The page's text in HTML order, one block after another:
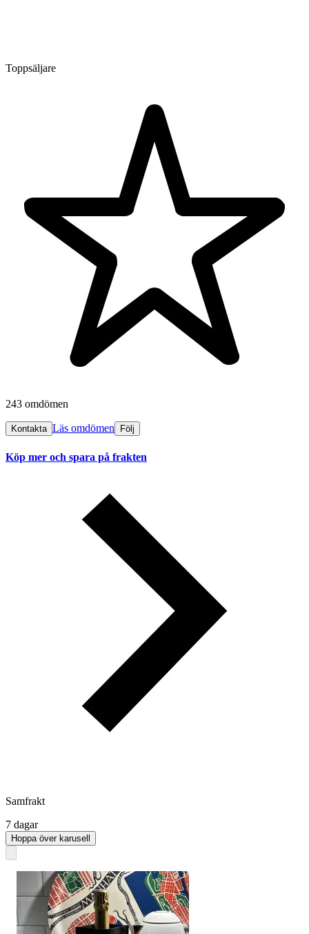
Toppsäljare
243 omdömen
Kontakta Läs omdömen Följ
Köp mer och spara på frakten
Samfrakt
7 dagar
Hoppa över karusell